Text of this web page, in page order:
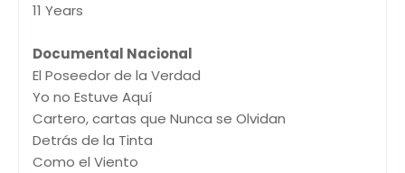
11 Years
Documental Nacional
El Poseedor de la Verdad
Yo no Estuve Aquí
Cartero, cartas que Nunca se Olvidan
Detrás de la Tinta
Como el Viento